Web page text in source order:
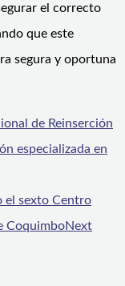
el correcto
que este
segura y oportuna
de Reinserción
especializada en
el sexto Centro
CoquimboNext